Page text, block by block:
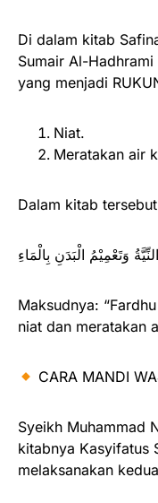
Di dalam kitab
Sumair Al-
yang menjadi
Niat.
Meratakan air
Dalam kitab
وَتَعْمِيْمُ الْبَدَنِ بِالْمَاءِ
Maksudnya:
niat dan meratakan
CARA MANDI
Syeikh Muhammad
kitabnya Kasyifatus
melaksanakan